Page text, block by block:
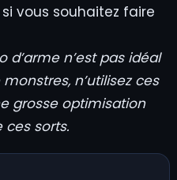
vous souhaitez faire
n’est pas idéal
n’utilisez ces
grosse optimisation
ces sorts.